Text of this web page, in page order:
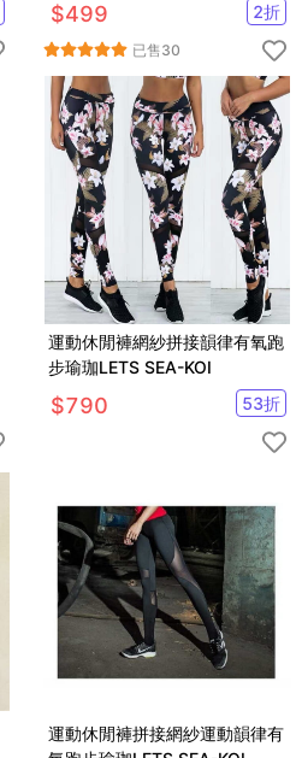
$499 2折
已售30
運動休閒褲網紗拼接韻律有氧跑
步瑜珈LETS SEA-KOI
$790 53折
運動休閒褲拼接網紗運動韻律有